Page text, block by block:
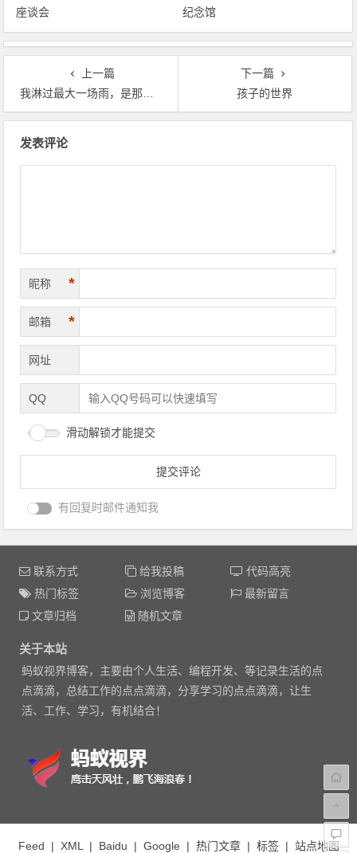
座谈会
纪念馆
上一篇
我淋过最大一场雨，是那天你在烈日下不回头
下一篇
孩子的世界
发表评论
昵称 *
邮箱 *
网址
QQ
滑动解锁才能提交
有回复时邮件通知我
联系方式 给我投稿
代码高亮
热门标签
浏览博客
最新留言
文章归档
随机文章
关于本站
蚂蚁视界博客，主要由个人生活、编程开发、等记录生活的点
点滴滴，总结工作的点点滴滴，分享学习的点点滴滴，让生
活、工作、学习，有机结合！
Feed | XML| Baidu | Google | 热门文章| 标签| 站点地图